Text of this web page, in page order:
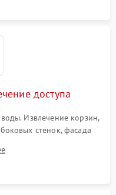
доступа
Извлечение корзин,
стенок, фасада
и сливной помпе.